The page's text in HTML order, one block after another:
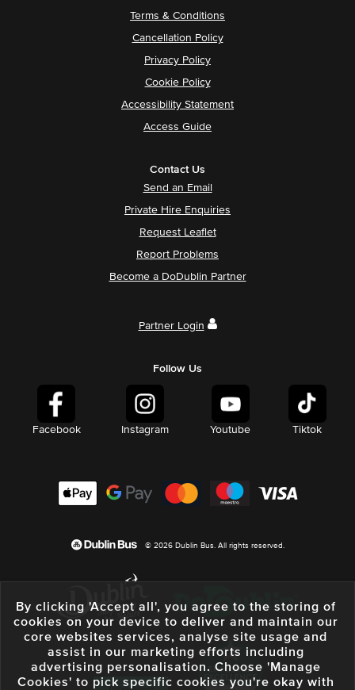
Terms & Conditions
Cancellation Policy
Privacy Policy
Cookie Policy
Accessibility Statement
Access Guide
Contact Us
Send an Email
Private Hire Enquiries
Request Leaflet
Report Problems
Become a DoDublin Partner
Partner Login
Follow Us
Facebook Instagram Youtube Tiktok
© 2026 Dublin Bus. All rights reserved.
By clicking 'Accept all', you agree to the storing of
cookies on your device to deliver and maintain our
core websites services, analyse site usage and
assist in our marketing efforts including
advertising personalisation. Choose 'Manage
Cookies' to pick specific cookies you're okay with